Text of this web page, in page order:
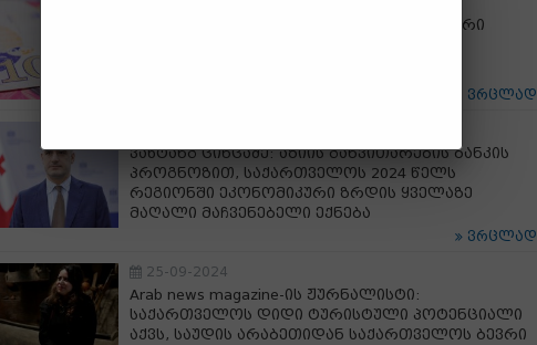
1 აშშ დოლარის ღირებულება 2.7269 ლარი
ვრცლად
ვახტანგ ცინცაძე: აზიის განვითარების ბანკის
პროგნოზით, საქართველოს 2024 წელს
რეგიონში ეკონომიკური ზრდის ყველაზე
მაღალი მაჩვენებელი ექნება
ვრცლად
25-09-2024
Arab news magazine-ის ჟურნალისტი:
საქართველოს დიდი ტურისტული პოტენციალი
აქვს, საუდის არაბეთიდან საქართველოს ბევრი